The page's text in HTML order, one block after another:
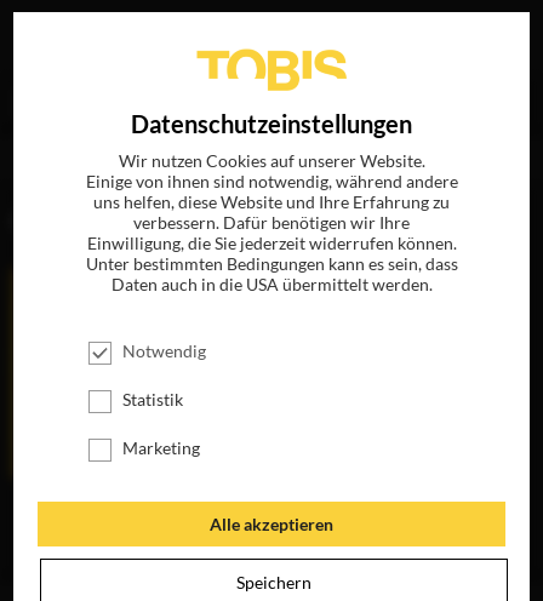
„Thandiwe Newton“
GRINGO
BLU-RAY &
Datenschutzeinstellungen
Wir nutzen Cookies auf unserer Website.
Einige von ihnen sind notwendig, während andere
uns helfen, diese Website und Ihre Erfahrung zu
verbessern. Dafür benötigen wir Ihre
Einwilligung, die Sie jederzeit widerrufen können.
Unter bestimmten Bedingungen kann es sein, dass
Daten auch in die USA übermittelt werden.
Notwendig
Statistik
Marketing
Alle akzeptieren
Speichern